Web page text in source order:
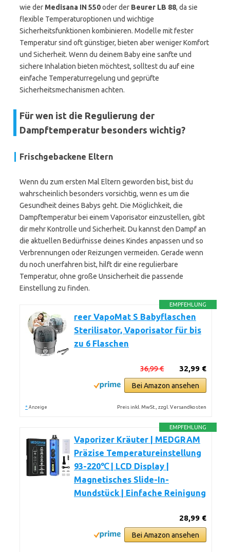
wie der Medisana IN 550oder der Beurer LB 88, da sie
flexible Temperaturoptionen und wichtige
Sicherheitsfunktionen kombinieren. Modelle mit fester
Temperatur sind oft günstiger, bieten aber weniger Komfort
und Sicherheit. Wenn du deinem Baby eine sanfte und
sichere Inhalation bieten möchtest, solltest du auf eine
einfache Temperaturregelung und geprüfte
Sicherheitsmechanismen achten.
Für wen ist die Regulierung der
Dampftemperatur besonders wichtig?
Frischgebackene Eltern
Wenn du zum ersten Mal Eltern geworden bist, bist du
wahrscheinlich besonders vorsichtig, wenn es um die
Gesundheit deines Babys geht. Die Möglichkeit, die
Dampftemperatur bei einem Vaporisator einzustellen, gibt
dir mehr Kontrolle und Sicherheit. Du kannst den Dampf an
die aktuellen Bedürfnisse deines Kindes anpassen und so
Verbrennungen oder Reizungen vermeiden. Gerade wenn
du noch unerfahren bist, hilft dir eine regulierbare
Temperatur, ohne große Unsicherheit die passende
Einstellung zu finden.
EMPFEHLUNG
reer VapoMat S Babyflaschen
Sterilisator, Vaporisator für bis
zu 6 Flaschen
32,99 €
36,99 €
Bei Amazon ansehen
* Anzeige Preis inkl. MwSt., zzgl. Versandkosten
EMPFEHLUNG
Vaporizer Kräuter | MEDGRAM
Präzise Temperatureinstellung
93-220℃ | LCD Display |
Magnetisches Slide-In-
Mundstück | Einfache Reinigung
28,99 €
Bei Amazon ansehen